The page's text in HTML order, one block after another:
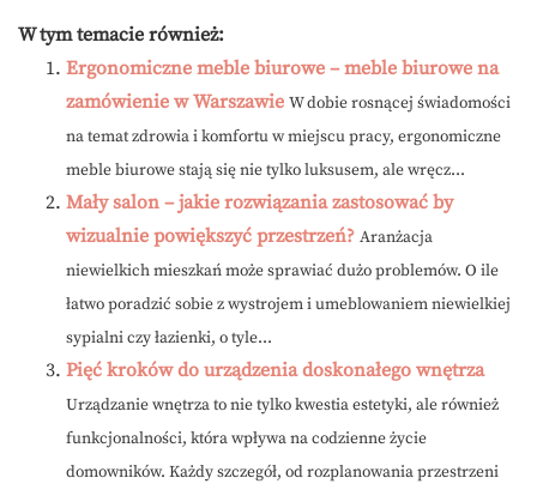
W tym temacie również:
Ergonomiczne meble biurowe – meble biurowe na
zamówienie w Warszawie W dobie rosnącej świadomości
na temat zdrowia i komfortu w miejscu pracy, ergonomiczne
meble biurowe stają się nie tylko luksusem, ale wręcz...
Mały salon – jakie rozwiązania zastosować by
wizualnie powiększyć przestrzeń? Aranżacja
niewielkich mieszkań może sprawiać dużo problemów. O ile
łatwo poradzić sobie z wystrojem i umeblowaniem niewielkiej
sypialni czy łazienki, o tyle...
Pięć kroków do urządzenia doskonałego wnętrza
Urządzanie wnętrza to nie tylko kwestia estetyki, ale również
funkcjonalności, która wpływa na codzienne życie
domowników. Każdy szczegół, od rozplanowania przestrzeni